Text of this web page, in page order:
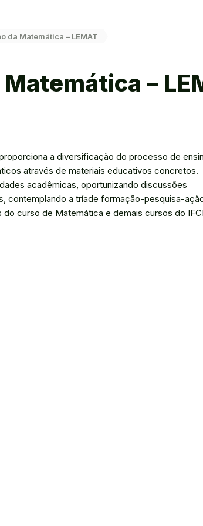
da Matemática – LEMAT
–
a diversificação do processo de
através de materiais educativos concretos.
acadêmicas, oportunizando discussões
contemplando a tríade formação-pesquisa-
curso de Matemática e demais cursos do